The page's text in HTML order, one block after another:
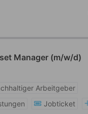
Manager (m/w/d)
Arbeitgeber
Jobticket